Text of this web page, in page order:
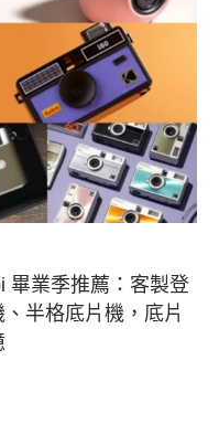
畢業季推薦：客製登
半格底片機，底片